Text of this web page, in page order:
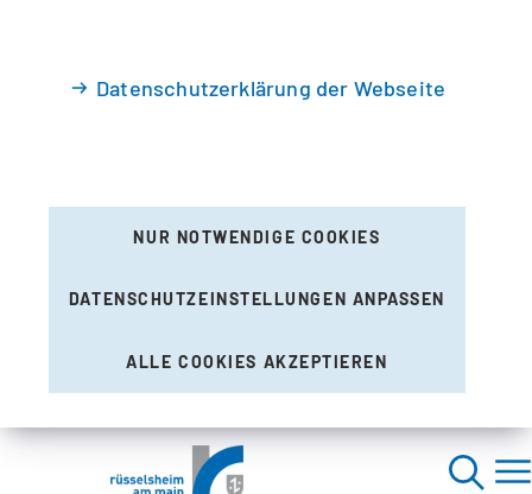
Datenschutzerklärung der Webseite
NUR NOTWENDIGE COOKIES
DATENSCHUTZEINSTELLUNGEN ANPASSEN
ALLE COOKIES AKZEPTIEREN